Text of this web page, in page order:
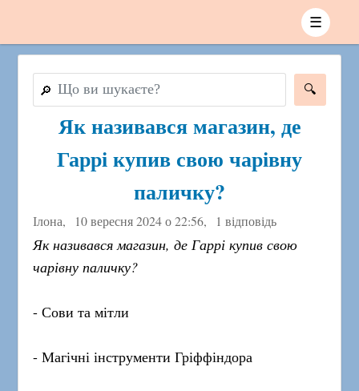
☰
🔎
Як називався магазин, де
Гаррі купив свою чарівну
паличку?
Ілона, 10 вересня 2024 о 22:56, 1 відповідь
Як називався магазин, де Гаррі купив свою
чарівну паличку?
- Сови та мітли
- Магічні інструменти Гріффіндора